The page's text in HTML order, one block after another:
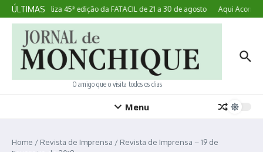
Ir para o conteúdo
ÚLTIMAS
Lagoa realiza 45ª edição da FATACIL de 21 a 30 de agosto Aqui
O amigo que o visita todos os dias
Menu
Home / Revista de Imprensa / Revista de Imprensa – 19 de